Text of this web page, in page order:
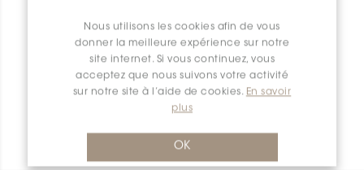
Nous utilisons les cookies afin de vous
donner la meilleure expérience sur notre
site internet. Si vous continuez, vous
acceptez que nous suivons votre activité
sur notre site à l’aide de cookies. En savoir
plus
OK
Bara-Rw E90/RW120BW